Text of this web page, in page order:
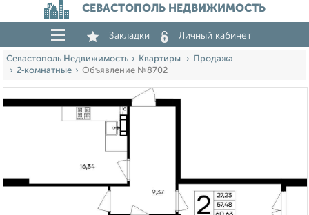
СЕВАСТОПОЛЬ НЕДВИЖИМОСТЬ
Закладки Личный кабинет
Севастополь Недвижимость Квартиры
Продажа
2‑комнатные
Объявление №8702